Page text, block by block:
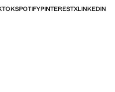
SPOTIFYPINTERESTXLINKEDIN